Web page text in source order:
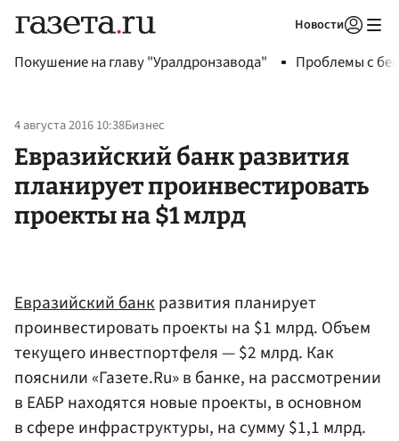
Новости
Покушение на главу "Уралдронзавода" Проблемы с
4 августа 2016 10:38Бизнес
Евразийский банк развития
планирует проинвестировать
проекты на $1 млрд
Евразийский банкразвития планирует
проинвестировать проекты на $1 млрд. Объем
текущего инвестпортфеля — $2 млрд. Как
пояснили «Газете.Ru» в банке, на рассмотрении
в ЕАБР находятся новые проекты, в основном
в сфере инфраструктуры, на сумму $1,1 млрд.